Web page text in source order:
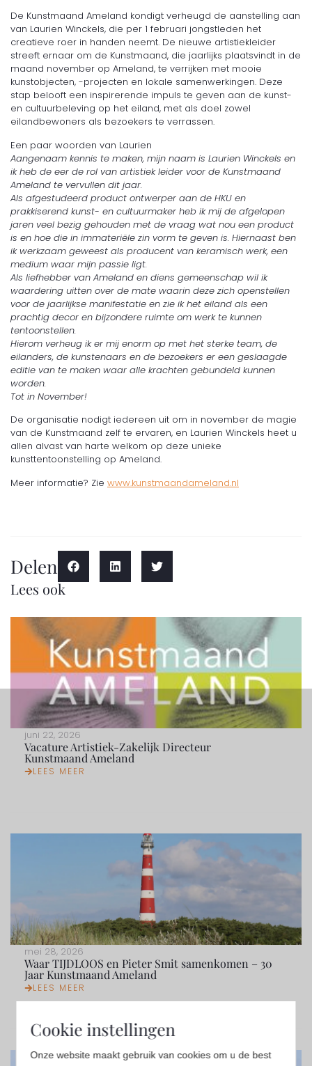
De Kunstmaand Ameland kondigt verheugd de aanstelling aan
van Laurien Winckels, die per 1 februari jongstleden het
creatieve roer in handen neemt. De nieuwe artistiekleider
streeft ernaar om de Kunstmaand, die jaarlijks plaatsvindt in de
maand november op Ameland, te verrijken met mooie
kunstobjecten, -projecten en lokale samenwerkingen. Deze
stap belooft een inspirerende impuls te geven aan de kunst-
en cultuurbeleving op het eiland, met als doel zowel
eilandbewoners als bezoekers te verrassen.
Een paar woorden van Laurien
Aangenaam kennis te maken, mijn naam is Laurien Winckels en
ik heb de eer de rol van artistiek leider voor de Kunstmaand
Ameland te vervullen dit jaar.
Als afgestudeerd product ontwerper aan de HKU en
prakkiserend kunst- en cultuurmaker heb ik mij de afgelopen
jaren veel bezig gehouden met de vraag wat nou een product
is en hoe die in immateriële zin vorm te geven is. Hiernaast ben
ik werkzaam geweest als producent van keramisch werk, een
medium waar mijn passie ligt.
Als liefhebber van Ameland en diens gemeenschap wil ik
waardering uitten over de mate waarin deze zich openstellen
voor de jaarlijkse manifestatie en zie ik het eiland als een
prachtig decor en bijzondere ruimte om werk te kunnen
tentoonstellen.
Hierom verheug ik er mij enorm op met het sterke team, de
eilanders, de kunstenaars en de bezoekers er een geslaagde
editie van te maken waar alle krachten gebundeld kunnen
worden.
Tot in November!
De organisatie nodigt iedereen uit om in november de magie
van de Kunstmaand zelf te ervaren, en Laurien Winckels heet u
allen alvast van harte welkom op deze unieke
kunsttentoonstelling op Ameland.
Meer informatie? Zie www.kunstmaandameland.nl
Delen
Lees ook
juni 22, 2026
Vacature Artistiek-Zakelijk Directeur
Kunstmaand Ameland
LEES MEER
mei 28, 2026
Waar TIJDLOOS en Pieter Smit samenkomen – 30
Jaar Kunstmaand Ameland
LEES MEER
Cookie instellingen
Onze website maakt gebruik van cookies om u de best